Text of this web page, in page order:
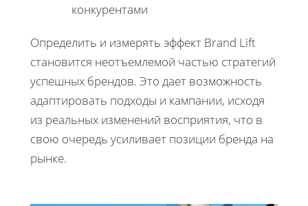
конкурентами
Определить и измерять эффект Brand Lift
становится неотъемлемой частью стратегий
успешных брендов. Это дает возможность
адаптировать подходы и кампании, исходя
из реальных изменений восприятия, что в
свою очередь усиливает позиции бренда на
рынке.